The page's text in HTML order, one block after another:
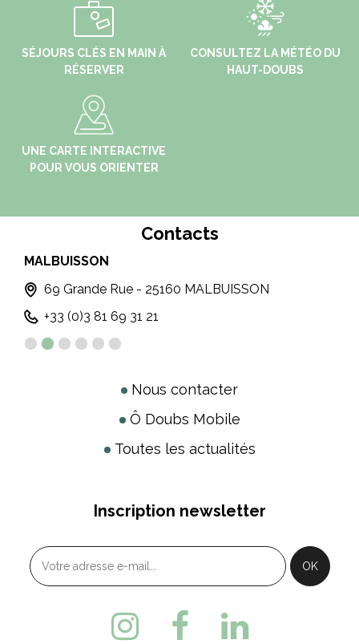
SÉJOURS CLÉS EN MAIN À
RÉSERVER
CONSULTEZ LA MÉTÉO DU
HAUT-DOUBS
UNE CARTE INTERACTIVE
POUR VOUS ORIENTER
Contacts
MALBUISSON
69 Grande Rue - 25160 MALBUISSON
+33 (0)3 81 69 31 21
Nous contacter
Ô Doubs Mobile
Toutes les actualités
Inscription newsletter